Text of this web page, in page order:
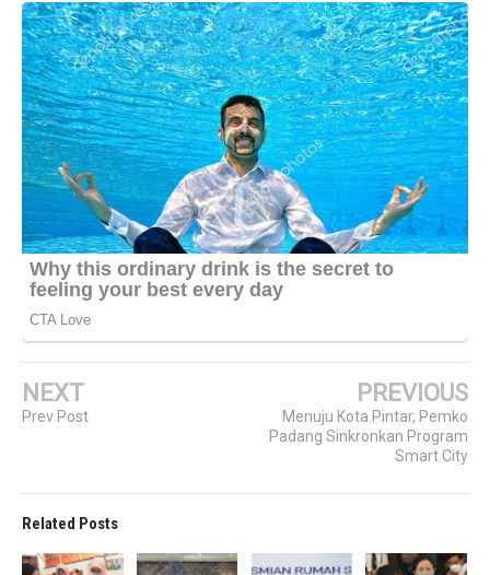
NEXT
Prev Post
PREVIOUS
Menuju Kota Pintar, Pemko
Padang Sinkronkan Program
Smart City
Related Posts